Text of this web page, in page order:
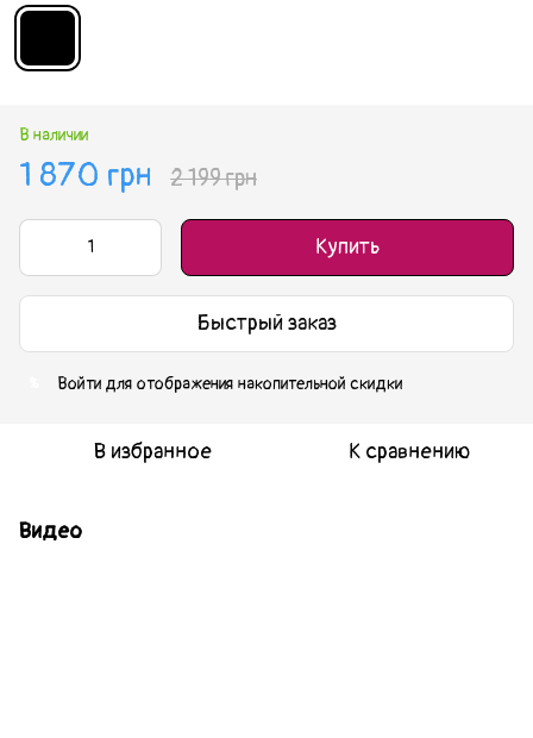
В наличии
1 870 грн 2 199 грн
Купить
Быстрый заказ
Войти для отображения накопительной скидки
В избранное К сравнению
Видео